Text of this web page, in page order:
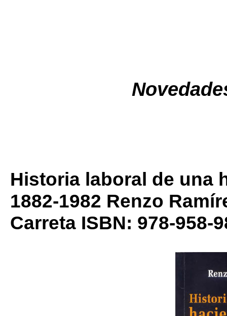
Historia laboral de una
1882-1982 Renzo
Carreta ISBN: 978-958-